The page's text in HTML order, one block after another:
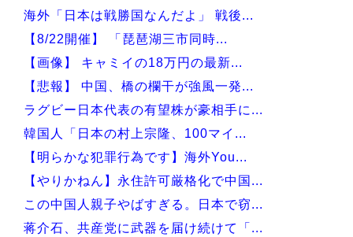
Powered by livedoor 相互RSS
海外「日本は戦勝国なんだよ」 戦後...
【8/22開催】 「琵琶湖三市同時...
【画像】 キャミイの18万円の最新...
【悲報】 中国、橋の欄干が強風一発...
ラグビー日本代表の有望株が豪相手に...
韓国人「日本の村上宗隆、100マイ...
【明らかな犯罪行為です】海外You...
【やりかねん】永住許可厳格化で中国...
この中国人親子やばすぎる。日本で窃...
蒋介石、共産党に武器を届け続けて「...